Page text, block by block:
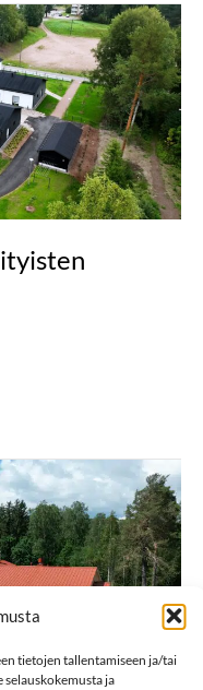
tietojen tallentamiseen ja/tai
selauskokemusta ja